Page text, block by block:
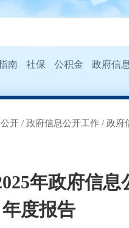
南 社保 公积金 政府信
开 / 政府信息公开工作 / 政府
年政府信息
年度报告